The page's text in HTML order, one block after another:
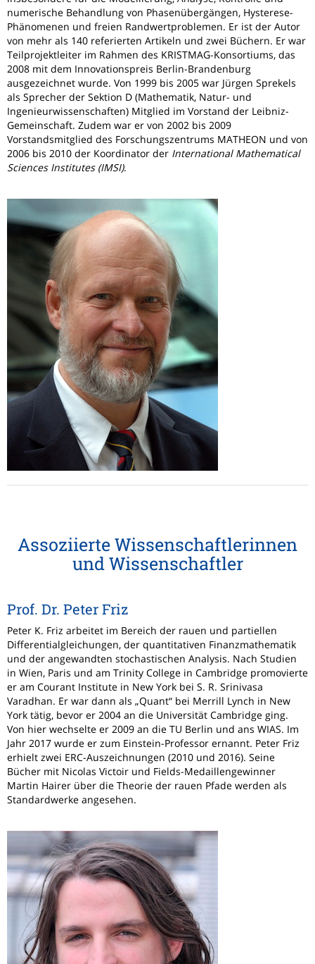
numerische Behandlung von Phasenübergängen, Hysterese-
Phänomenen und freien Randwertproblemen. Er ist der Autor
von mehr als 140 referierten Artikeln und zwei Büchern. Er war
Teilprojektleiter im Rahmen des KRISTMAG-Konsortiums, das
2008 mit dem Innovationspreis Berlin-Brandenburg
ausgezeichnet wurde. Von 1999 bis 2005 war Jürgen Sprekels
als Sprecher der Sektion D (Mathematik, Natur- und
Ingenieurwissenschaften) Mitglied im Vorstand der Leibniz-
Gemeinschaft. Zudem war er von 2002 bis 2009
Vorstandsmitglied des Forschungszentrums MATHEON und von
2006 bis 2010 der Koordinator der International Mathematical
Sciences Institutes (IMSI).
Assoziierte Wissenschaftlerinnen
und Wissenschaftler
Prof. Dr. Peter Friz
Peter K. Friz arbeitet im Bereich der rauen und partiellen
Differentialgleichungen, der quantitativen Finanzmathematik
und der angewandten stochastischen Analysis. Nach Studien
in Wien, Paris und am Trinity College in Cambridge promovierte
er am Courant Institute in New York bei S. R. Srinivasa
Varadhan. Er war dann als „Quant“ bei Merrill Lynch in New
York tätig, bevor er 2004 an die Universität Cambridge ging.
Von hier wechselte er 2009 an die TU Berlin und ans WIAS. Im
Jahr 2017 wurde er zum Einstein-Professor ernannt. Peter Friz
erhielt zwei ERC-Auszeichnungen (2010 und 2016). Seine
Bücher mit Nicolas Victoir und Fields-Medaillengewinner
Martin Hairer über die Theorie der rauen Pfade werden als
Standardwerke angesehen.